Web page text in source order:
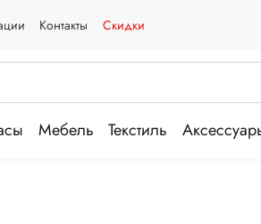
Контакты Скидки
Мебель Текстиль